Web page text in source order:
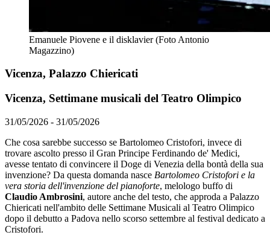
Emanuele Piovene e il disklavier (Foto Antonio
Magazzino)
Vicenza, Palazzo Chiericati
Vicenza, Settimane musicali del Teatro Olimpico
31/05/2026 - 31/05/2026
Che cosa sarebbe successo se Bartolomeo Cristofori, invece di
trovare ascolto presso il Gran Principe Ferdinando de' Medici,
avesse tentato di convincere il Doge di Venezia della bontà della sua
invenzione? Da questa domanda nasce Bartolomeo Cristofori e la
vera storia dell'invenzione del pianoforte, melologo buffo di
Claudio Ambrosini, autore anche del testo, che approda a Palazzo
Chiericati nell'ambito delle Settimane Musicali al Teatro Olimpico
dopo il debutto a Padova nello scorso settembre al festival dedicato a
Cristofori.